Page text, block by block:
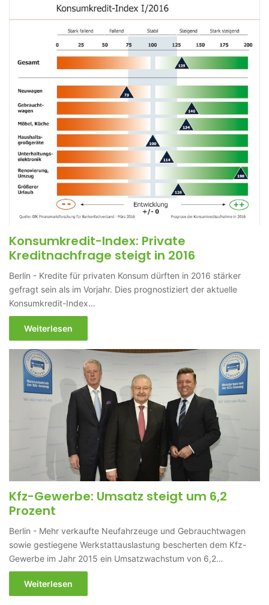
Konsumkredit-Index: Private
Kreditnachfrage steigt in 2016
Berlin - Kredite für privaten Konsum dürften in 2016 stärker
gefragt sein als im Vorjahr. Dies prognostiziert der aktuelle
Konsumkredit-Index…
Weiterlesen
Kfz-Gewerbe: Umsatz steigt um 6,2
Prozent
Berlin - Mehr verkaufte Neufahrzeuge und Gebrauchtwagen
sowie gestiegene Werkstattauslastung bescherten dem Kfz-
Gewerbe im Jahr 2015 ein Umsatzwachstum von 6,2…
Weiterlesen